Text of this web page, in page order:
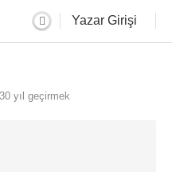
Yazar Girişi
yıl geçirmek